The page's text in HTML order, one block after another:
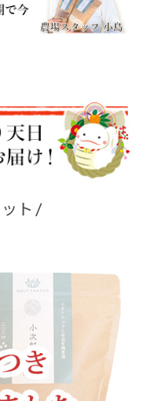
ト /